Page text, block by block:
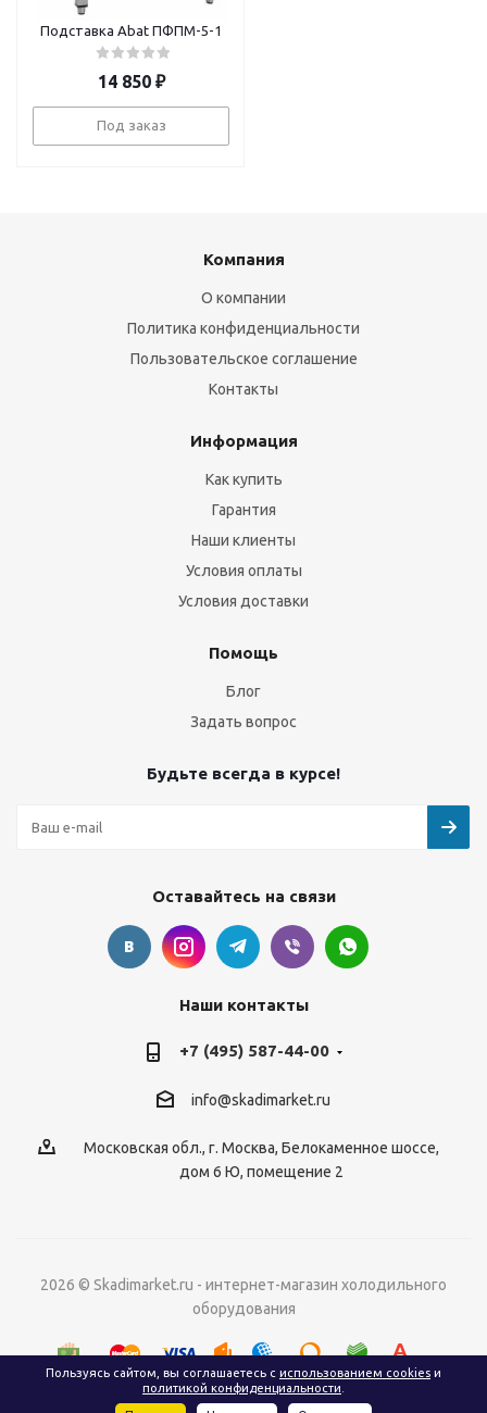
Пользуясь сайтом, вы соглашаетесь с использованием cookies и
политикой конфиденциальности
Подставка Abat ПФПМ-5-1
14 850₽
Под заказ
Компания
О компании
Политика конфиденциальности
Пользовательское соглашение
Контакты
Информация
Как купить
Гарантия
Наши клиенты
Условия оплаты
Условия доставки
Помощь
Блог
Задать вопрос
Будьте всегда в курсе!
Оставайтесь на связи
Наши контакты
+7 (495) 587-44-00
info@skadimarket.ru
Московская обл., г. Москва, Белокаменное шоссе,
дом 6 Ю, помещение 2
2026 © Skadimarket.ru - интернет-магазин холодильного
оборудования